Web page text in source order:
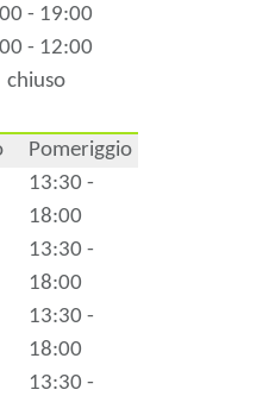
- 19:00
- 12:00
chiuso
Pomeriggio
13:30 -
18:00
13:30 -
18:00
13:30 -
18:00
13:30 -